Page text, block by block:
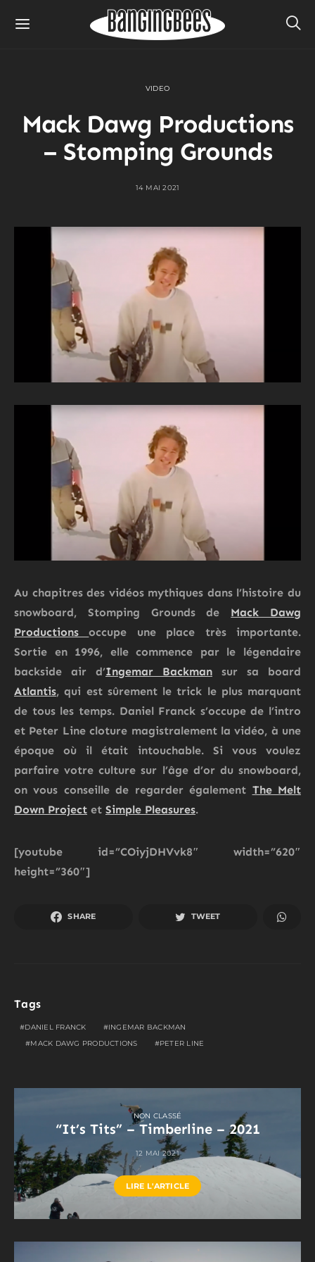
VIDEO
Mack Dawg Productions
– Stomping Grounds
14 MAI 2021
Au chapitres des vidéos mythiques dans l’histoire du
snowboard, Stomping Groundsde Mack Dawg
Productionsoccupe une place très importante.
Sortie en 1996, elle commence par le légendaire
backside air d’Ingemar Backman sur sa board
Atlantis, qui est sûrement le trick le plus marquant
de tous les temps. Daniel Franck s’occupe de l’intro
et Peter Linecloture magistralement la vidéo, à une
époque où il était intouchable. Si vous voulez
parfaire votre culture sur l’âge d’or du snowboard,
on vous conseille de regarder également The Melt
Down Project et Simple Pleasures.
[youtube id=”COiyjDHVvk8″ width=”620″
height=”360″]
SHARE TWEET
Tags
DANIEL FRANCK
INGEMAR BACKMAN
MACK DAWG PRODUCTIONS
PETER LINE
NON CLASSÉ
“It’s Tits” – Timberline – 2021
12 MAI 2021
LIRE L'ARTICLE